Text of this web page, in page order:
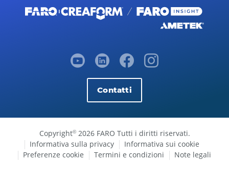
Contatti
Copyright©2026 FARO Tutti i diritti riservati.
Informativa sulla privacy
Informativa sui cookie
Preferenze cookie
Termini e condizioni Note legali